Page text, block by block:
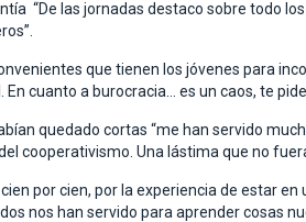
“De las jornadas destaco sobre todo
que tienen los jóvenes para
cuanto a burocracia… es un caos, te
quedado cortas “me han servido
cooperativismo. Una lástima que no
por cien, por la experiencia de estar
nos han servido para aprender cosas